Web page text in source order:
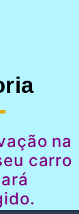
na
carro